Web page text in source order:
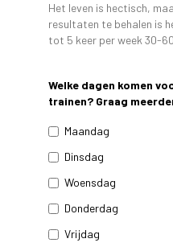
Het leven is hectisch,
resultaten te behalen is
tot 5 keer per week 30-
Welke dagen komen
trainen? Graag
Maandag
Dinsdag
Woensdag
Donderdag
Vrijdag